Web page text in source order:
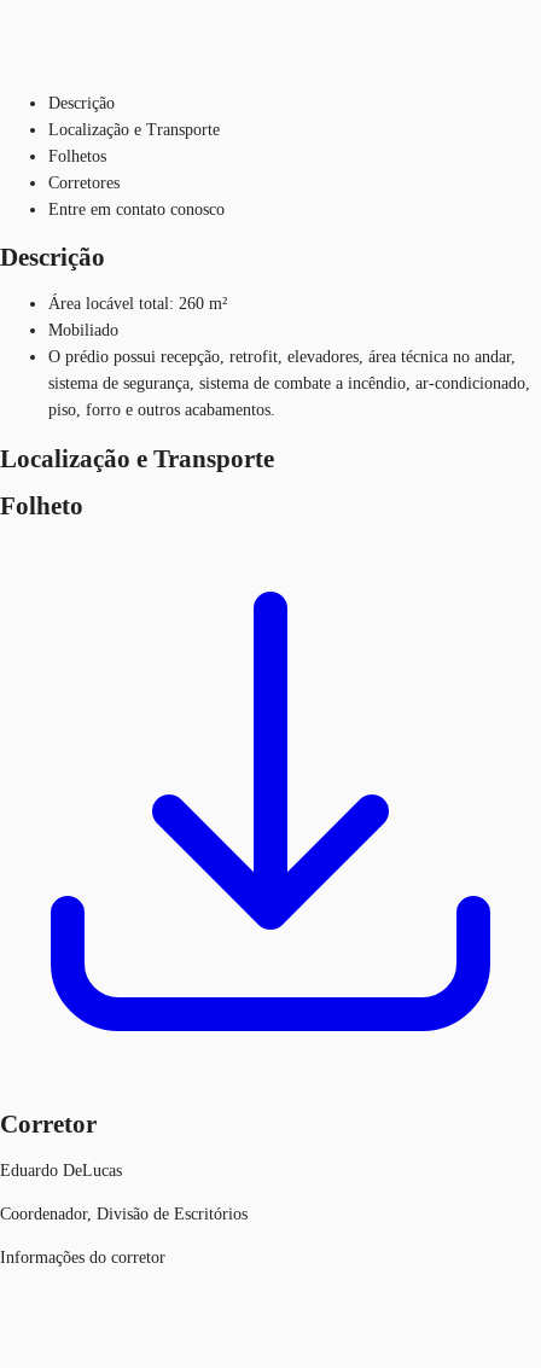
Descrição
Localização e Transporte
Folhetos
Corretores
Entre em contato conosco
Descrição
Área locável total: 260 m²
Mobiliado
O prédio possui recepção, retrofit, elevadores, área técnica no andar,
sistema de segurança, sistema de combate a incêndio, ar-condicionado,
piso, forro e outros acabamentos.
Localização e Transporte
Folheto
Corretor
Eduardo DeLucas
Coordenador, Divisão de Escritórios
Informações do corretor